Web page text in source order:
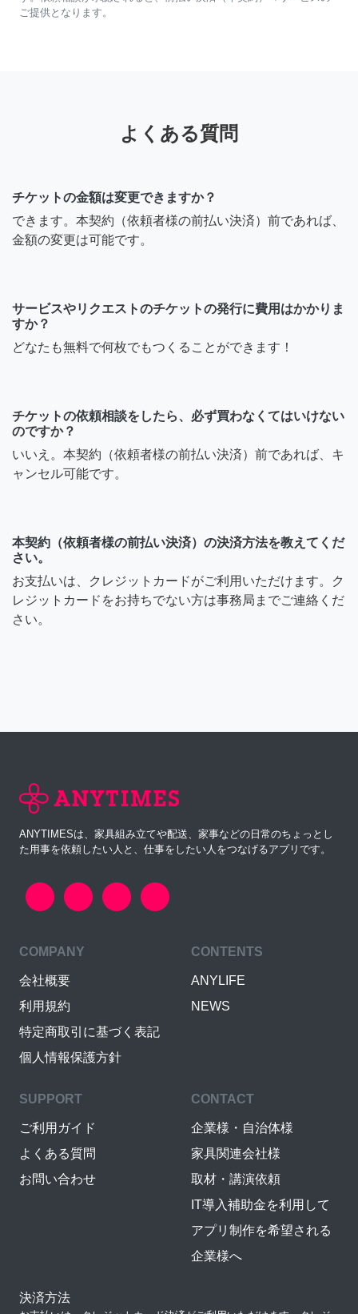
ご提供となります。
よくある質問
チケットの金額は変更できますか？
できます。本契約（依頼者様の前払い決済）前であれば、
金額の変更は可能です。
サービスやリクエストのチケットの発行に費用はかかりま
すか？
どなたも無料で何枚でもつくることができます！
チケットの依頼相談をしたら、必ず買わなくてはいけない
のですか？
いいえ。本契約（依頼者様の前払い決済）前であれば、キ
ャンセル可能です。
本契約（依頼者様の前払い決済）の決済方法を教えてくだ
さい。
お支払いは、クレジットカードがご利用いただけます。ク
レジットカードをお持ちでない方は事務局までご連絡くだ
さい。
ANYTIMESは、家具組み立てや配送、家事などの日常のちょっとし
た用事を依頼したい人と、仕事をしたい人をつなげるアプリです。
COMPANY
会社概要
利用規約
特定商取引に基づく表記
個人情報保護方針
CONTENTS
ANYLIFE
NEWS
SUPPORT
ご利用ガイド
よくある質問
お問い合わせ
CONTACT
企業様・自治体様
家具関連会社様
取材・講演依頼
IT導入補助金を利用して
アプリ制作を希望される
企業様へ
決済方法